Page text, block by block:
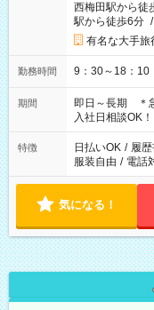
西梅田駅から徒
駅から徒歩6分 /
有名な大手旅
勤務時間 9：30～18：10
期間
即日～長期 ＊
入社日相談OK！
特徴 日払いOK / 履
服装自由 / 電話
気になる！